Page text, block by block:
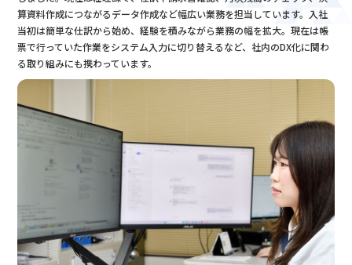
算資料作成につながるデータ作成など幅広い業務を担当しています。入社
当初は簡単な仕訳から始め、経験を積みながら業務の幅を拡大。現在は帳
票で行っていた作業をシステム入力に切り替えるなど、社内のDX化に関わ
る取り組みにも携わっています。